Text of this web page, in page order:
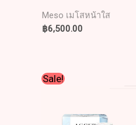
Meso เมโสหน้าใส
฿6,500.00
Sale!